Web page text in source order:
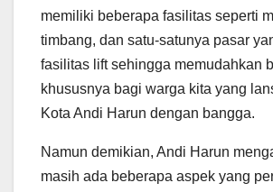
memiliki beberapa fasilitas seperti
timbang, dan satu-satunya pasar
fasilitas lift sehingga memudahkan
khususnya bagi warga kita yang
Kota Andi Harun dengan bangga.
Namun demikian, Andi Harun
masih ada beberapa aspek yang